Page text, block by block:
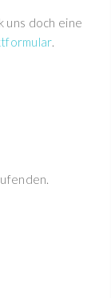
uns doch eine
.